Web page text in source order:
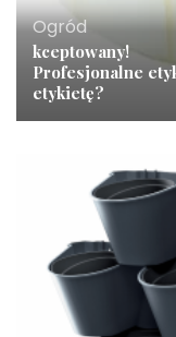
Ogród
kceptowany!
Profesjonalne
etykietę?